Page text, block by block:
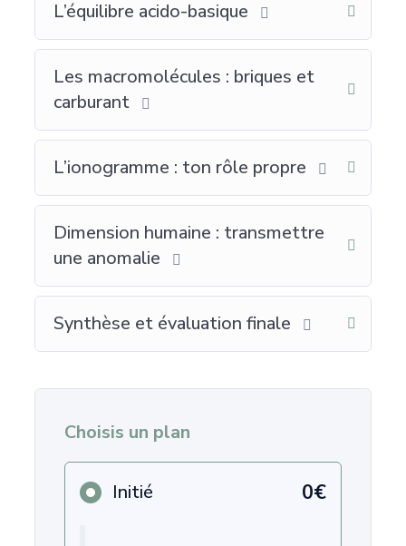
L’équilibre acido-basique
Les macromolécules : briques et
carburant
L’ionogramme : ton rôle propre
Dimension humaine : transmettre
une anomalie
Synthèse et évaluation finale
Choisis un plan
Initié 0€